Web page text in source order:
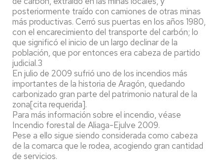
posteriormente traído con camiones de otras minas
más productivas. Cerró sus puertas en los años 1980,
con el encarecimiento del transporte del carbón; lo
que significó el inicio de un largo declinar de la
población, que por entonces era cabeza de partido
judicial.3​
En julio de 2009 sufrió uno de los incendios más
importantes de la historia de Aragón, quedando
carbonizado gran parte del patrimonio natural de la
zona[cita requerida].
Para más información sobre el incendio, véase
Incendio forestal de Aliaga-Ejulve 2009.
Pese a ello sigue siendo considerada como cabeza
de la comarca que le rodea, acogiendo gran cantidad
de servicios.